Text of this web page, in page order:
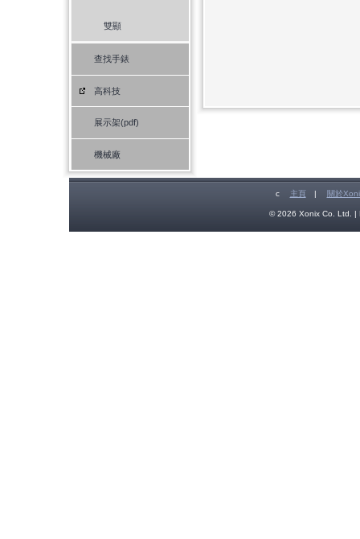
雙顯
查找手錶
高科技
展示架(pdf)
機械廠
c 主頁 | 關於
© 2026 Xonix Co. Ltd. |